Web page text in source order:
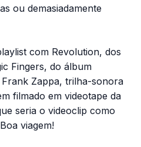
ou demasiadamente
com Revolution, dos
Fingers, do álbum
Zappa, trilha-sonora
filmado em videotape da
seria o videoclip como
viagem!